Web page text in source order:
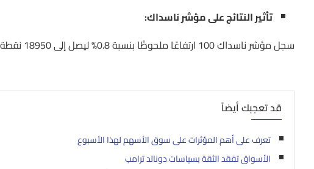
تأثير النتائج على مؤشر ناسداك:
سجل مؤشر ناسداك 100 ارتفاعًا ملحوظًا بنسبة 0.8% ليصل إلى 18950 نقطة، مدفوعًا بالنتائج الإيجابية القوية لشركة إنفيديا.
قد تعجبك أيضاً
تعرف على أهم المؤثرات على سوق الأسهم لهذا الأسبوع
الأسواق تفقد الثقة بسياسات دونالد ترامب